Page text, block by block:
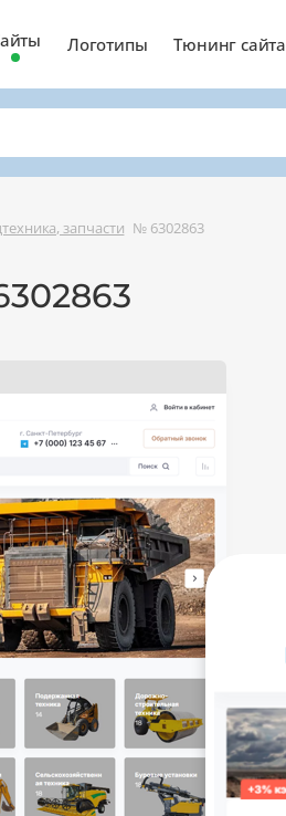
Логотипы Тюнинг сайта
запчасти № 6302863